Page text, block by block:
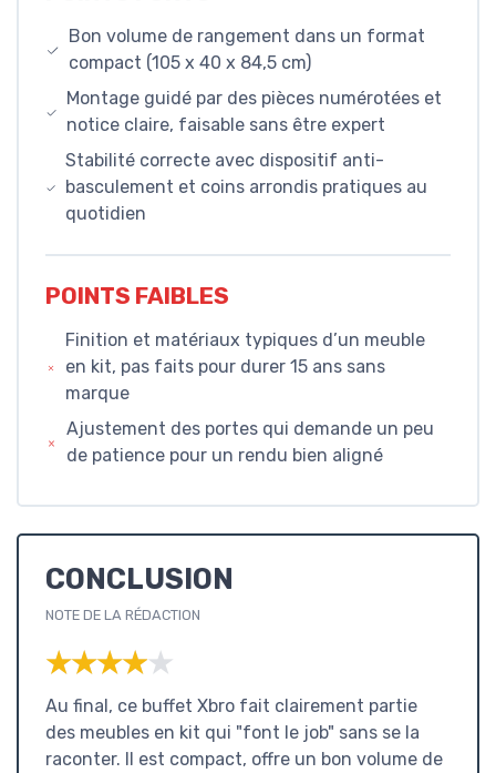
Bon volume de rangement dans un format
compact (105 x 40 x 84,5 cm)
Montage guidé par des pièces numérotées et
notice claire, faisable sans être expert
Stabilité correcte avec dispositif anti-
basculement et coins arrondis pratiques au
quotidien
POINTS FAIBLES
Finition et matériaux typiques d’un meuble
en kit, pas faits pour durer 15 ans sans
marque
Ajustement des portes qui demande un peu
de patience pour un rendu bien aligné
CONCLUSION
NOTE DE LA RÉDACTION
★★★★★
★★★★★
Au final, ce buffet Xbro fait clairement partie
des meubles en kit qui "font le job" sans se la
raconter. Il est compact, offre un bon volume de